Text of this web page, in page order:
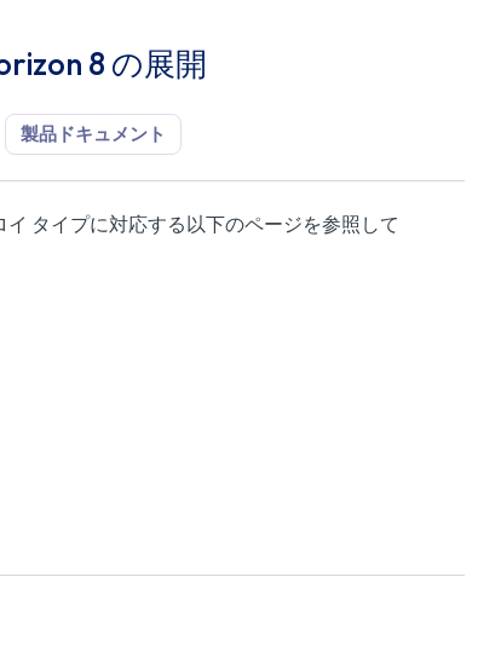
8 の展開
製品ドキュメント
タイプに対応する以下のページを参照して